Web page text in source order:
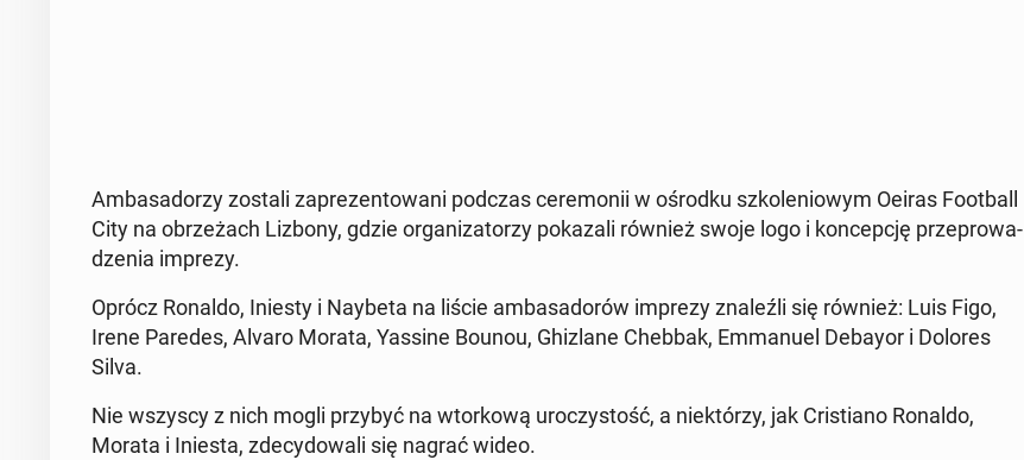
Am­ba­sa­do­rzy zostali za­pre­zen­to­wa­ni podczas ce­re­mo­nii w ośrodku szko­le­nio­wym Oeiras Fo­ot­ball
City na obrze­żach Lizbony, gdzie or­ga­ni­za­to­rzy po­ka­za­li również swoje logo i kon­cep­cję prze­pro­wa­
dze­nia imprezy.
Oprócz Ronaldo, Iniesty i Naybeta na liście am­ba­sa­do­rów imprezy zna­leź­li się również: Luis Figo,
Irene Paredes, Alvaro Morata, Yassine Bounou, Ghi­zla­ne Chebbak, Em­ma­nu­el Debayor i Dolores
Silva.
Nie wszyscy z nich mogli przybyć na wtor­ko­wą uro­czy­stość, a nie­któ­rzy, jak Cri­stia­no Ronaldo,
Morata i Iniesta, zde­cy­do­wa­li się nagrać wideo.